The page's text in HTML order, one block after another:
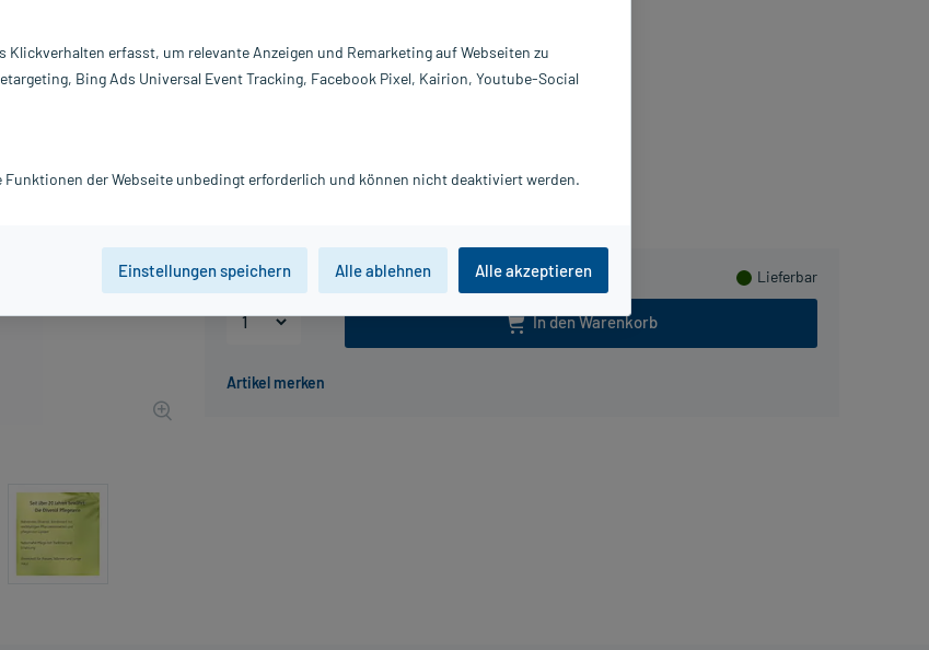
Lieferbar
In den Warenkorb
Inhalt:
50 ml
PZN:
04870235
Klickverhalten erfasst, um relevante Anzeigen und Remarketing auf Webseiten zu
Bing Ads Universal Event Tracking, Facebook Pixel, Kairion, Youtube-Social
Funktionen der Webseite unbedingt erforderlich und können nicht deaktiviert werden.
Einstellungen speichern Alle ablehnen Alle akzeptieren